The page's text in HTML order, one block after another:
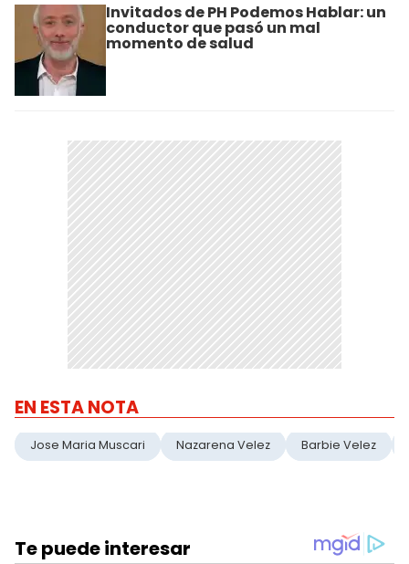
Invitados de PH Podemos Hablar: un
conductor que pasó un mal
momento de salud
EN ESTA NOTA
Jose Maria Muscari Nazarena Velez Barbie Velez